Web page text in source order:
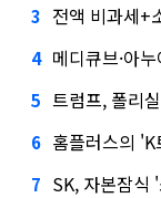
3 전액 비과세+
4 메디큐브·아
5 트럼프, 폴리실
6 홈플러스의
7 SK, 자본잠식